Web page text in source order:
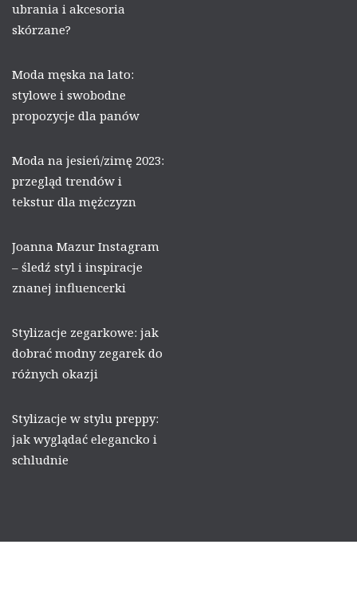
ubrania i akcesoria
skórzane?
Moda męska na lato:
stylowe i swobodne
propozycje dla panów
Moda na jesień/zimę 2023:
przegląd trendów i
tekstur dla mężczyzn
Joanna Mazur Instagram
– śledź styl i inspiracje
znanej influencerki
Stylizacje zegarkowe: jak
dobrać modny zegarek do
różnych okazji
Stylizacje w stylu preppy:
jak wyglądać elegancko i
schludnie